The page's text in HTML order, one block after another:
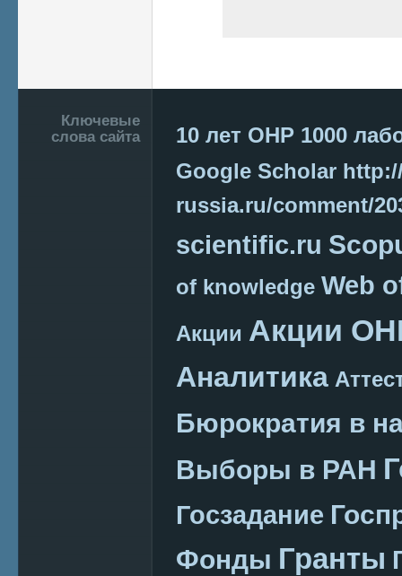
Подвал
Ключевые
слова сайта
10 лет ОНР 1000
Google Scholar
russia.ru/comment/
scientific.ru
of knowledge Web
Акции Акции
Аналитика
Бюрократия в
Выборы в РАН
Госзадание
Фонды Гранты